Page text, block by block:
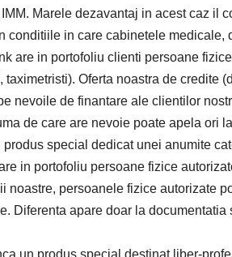
Marele dezavantaj in acest caz il
conditiile in care cabinetele medicale,
are in portofoliu clienti persoane
taximetristi). Oferta noastra de credite
nevoile de finantare ale clientilor
de care are nevoie poate apela ori
produs special dedicat unei anumite
in portofoliu persoane fizice
noastre, persoanele fizice autorizate
Diferenta apare doar la
un produs special destinat liber-